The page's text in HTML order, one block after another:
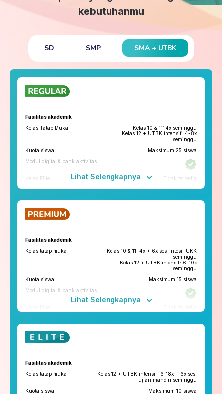
kebutuhanmu
SD SMP SMA + UTBK
Fasilitas akademik
Kelas Tatap Muka
Kelas 10 & 11: 4x seminggu
Kelas 12 + UTBK intensif: 4-8x
seminggu
Kuota siswa
Maksimum 25 siswa
Modul digital & bank aktivitas
Kelas Elite
Tidak tersedia
Fitur penunjang
ruangbelajar
roboguru
Pengembangan Diri
Konseling Privat via chat & video
Tryout
Tryout Basic & Premium
13x setahun
Lihat Selengkapnya
Fasilitas akademik
Kelas tatap muka
Kelas 10 & 11: 4x + 6x sesi intesif UKK
seminggu
Kelas 12 + UTBK intensif: 6-10x
seminggu
Kuota siswa
Maksimum 15 siswa
Modul digital & bank aktivitas
Konseling dan Kelas
Lihat Selengkapnya
Fasilitas akademik
Kelas tatap muka
Kelas 12 + UTBK intensif: 6-18x + 6x sesi
ujian mandiri seminggu
Kuota siswa
Maksimum 10 siswa